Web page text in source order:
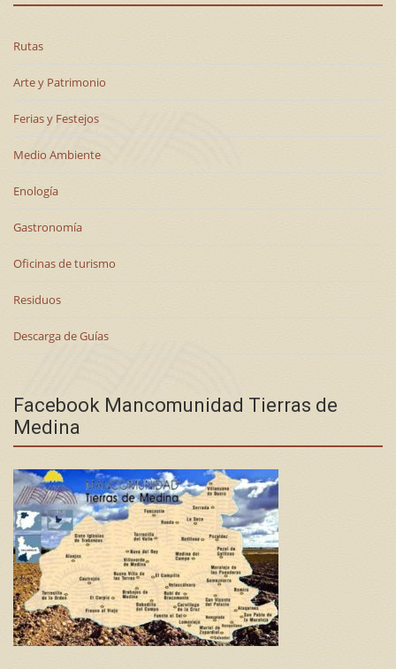
Rutas
Arte y Patrimonio
Ferias y Festejos
Medio Ambiente
Enología
Gastronomía
Oficinas de turismo
Residuos
Descarga de Guías
Facebook Mancomunidad Tierras de
Medina